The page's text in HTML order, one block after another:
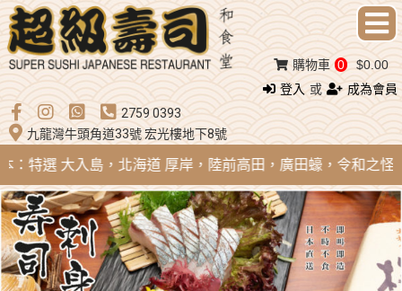
登入 或
成為會員
2759 0393
九龍灣牛頭角道33號 宏光樓地下8號
購物車 0 $0.00
：特選 大入島，北海道 厚岸，陸前高田，廣田蠔，令和之